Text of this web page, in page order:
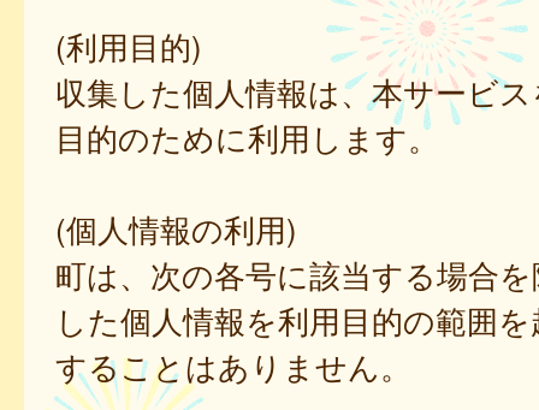
(利用目的)
収集した個人情報は、本サービ
目的のために利用します。
(個人情報の利用)
町は、次の各号に該当する場合
した個人情報を利用目的の範囲
することはありません。